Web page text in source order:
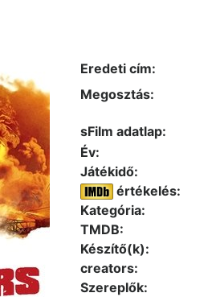
Eredeti cím:
Megosztás:
sFilm adatlap:
Év:
Játékidő:
értékelés:
Kategória:
TMDB:
Készítő(k):
creators:
Szereplők: